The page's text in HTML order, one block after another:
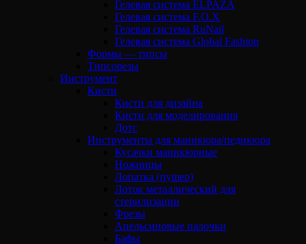
Гелевая система ELPAZA
Гелевая система F.O.X
Гелевая система RuNail
Гелевая система Global Fashion
Формы — типсы
Типсорезы
Инструмент
Кисти
Кисти для дизайна
Кисти для моделирования
Дотс
Инструменты для маникюра/педикюра
Кусачки маникюрные
Ножницы
Лопатка (пушер)
Лоток металлический для
стерилизации
Фрезы
Апельсиновые палочки
Бафы